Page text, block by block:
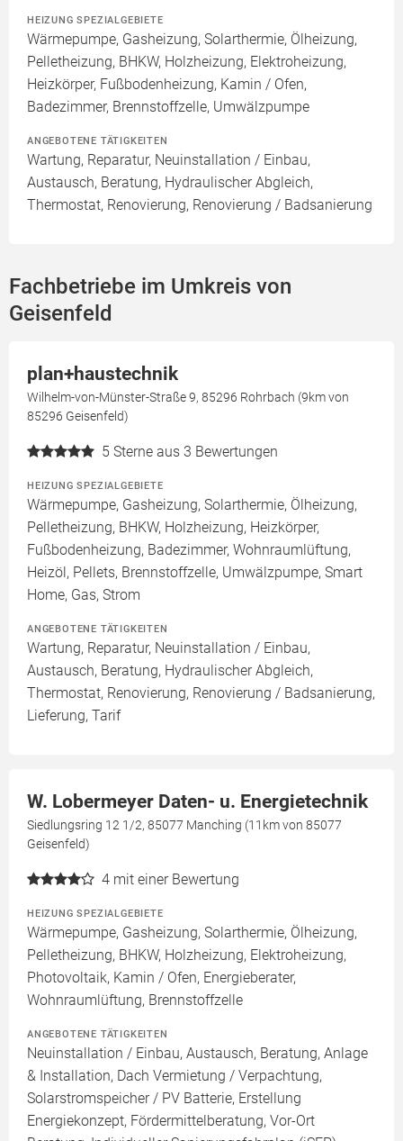
HEIZUNG SPEZIALGEBIETE
Wärmepumpe, Gasheizung, Solarthermie, Ölheizung,
Pelletheizung, BHKW, Holzheizung, Elektroheizung,
Heizkörper, Fußbodenheizung, Kamin / Ofen,
Badezimmer, Brennstoffzelle, Umwälzpumpe
ANGEBOTENE TÄTIGKEITEN
Wartung, Reparatur, Neuinstallation / Einbau,
Austausch, Beratung, Hydraulischer Abgleich,
Thermostat, Renovierung, Renovierung / Badsanierung
Fachbetriebe im Umkreis von
Geisenfeld
plan+haustechnik
Wilhelm-von-Münster-Straße 9, 85296 Rohrbach (9km von
85296 Geisenfeld)
5 Sterne aus 3 Bewertungen
HEIZUNG SPEZIALGEBIETE
Wärmepumpe, Gasheizung, Solarthermie, Ölheizung,
Pelletheizung, BHKW, Holzheizung, Heizkörper,
Fußbodenheizung, Badezimmer, Wohnraumlüftung,
Heizöl, Pellets, Brennstoffzelle, Umwälzpumpe, Smart
Home, Gas, Strom
ANGEBOTENE TÄTIGKEITEN
Wartung, Reparatur, Neuinstallation / Einbau,
Austausch, Beratung, Hydraulischer Abgleich,
Thermostat, Renovierung, Renovierung / Badsanierung,
Lieferung, Tarif
W. Lobermeyer Daten- u. Energietechnik
Siedlungsring 12 1/2, 85077 Manching (11km von 85077
Geisenfeld)
4 mit einer Bewertung
HEIZUNG SPEZIALGEBIETE
Wärmepumpe, Gasheizung, Solarthermie, Ölheizung,
Pelletheizung, BHKW, Holzheizung, Elektroheizung,
Photovoltaik, Kamin / Ofen, Energieberater,
Wohnraumlüftung, Brennstoffzelle
ANGEBOTENE TÄTIGKEITEN
Neuinstallation / Einbau, Austausch, Beratung, Anlage
& Installation, Dach Vermietung / Verpachtung,
Solarstromspeicher / PV Batterie, Erstellung
Energiekonzept, Fördermittelberatung, Vor-Ort